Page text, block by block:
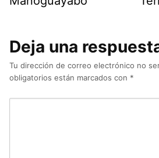
Deja una
Tu dirección de correo electrónico no
obligatorios están marcados con *